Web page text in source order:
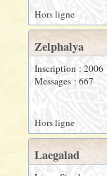
Hors ligne
Zelphalya
Inscription : 2006
Messages : 667
Hors ligne
Laegalad